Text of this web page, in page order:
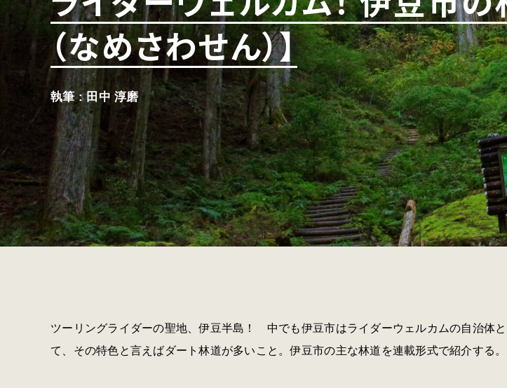
（なめさわせん）】
執筆 : 田中 淳磨
ツーリングライダーの聖地、伊豆半島！ 中でも伊豆市はライダーウェルカムの自治体
て、その特色と言えばダート林道が多いこと。伊豆市の主な林道を連載形式で紹介する。